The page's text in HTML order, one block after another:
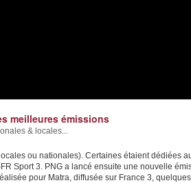
meilleures émissions
& locales...
ou nationales). Certaines étaient dédiées
Sport 3. PNG a lancé ensuite une nouvelle
pour Matra, diffusée sur France 3,